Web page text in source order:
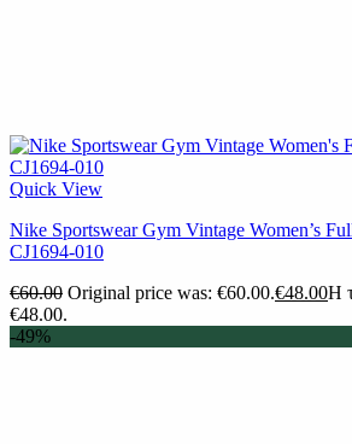
Quick View
Nike Sportswear Gym Vintage Women’s
CJ1694-010
€60.00 Original price was: €60.00.€48.00Η
€48.00.
-49%